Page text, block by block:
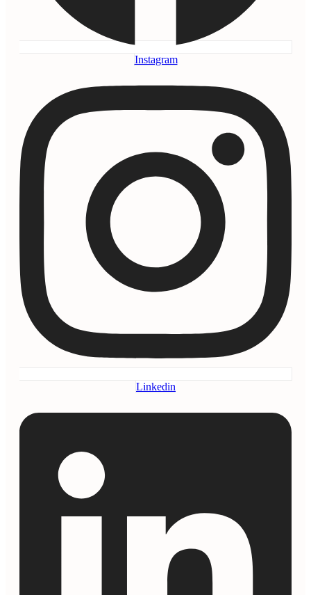
Instagram
Linkedin